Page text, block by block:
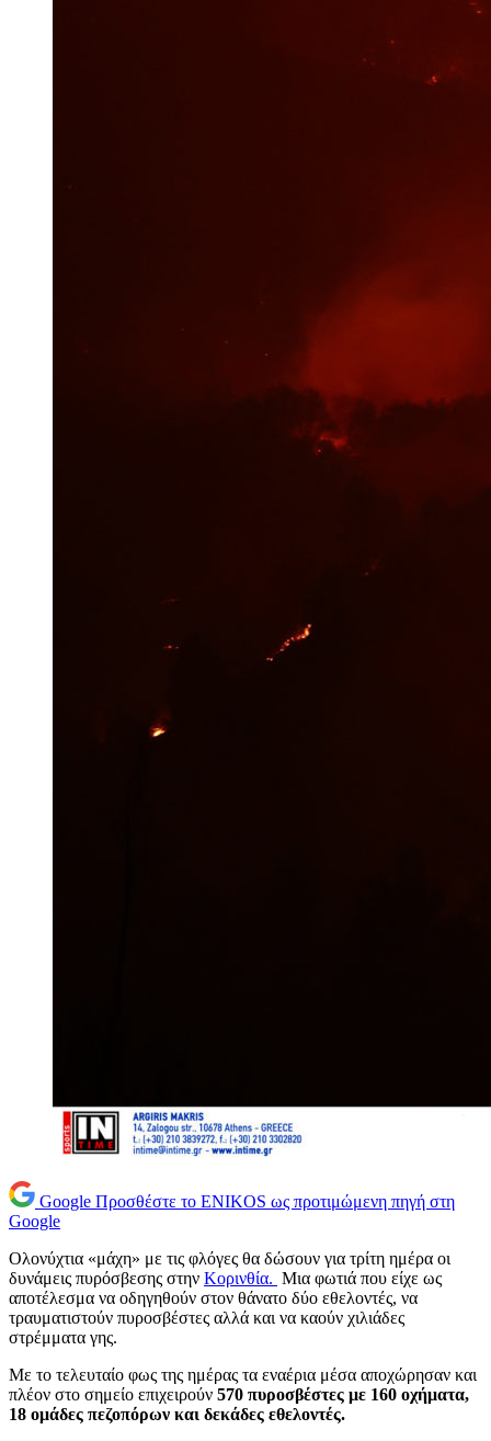
Google Προσθέστε το ENIKOS ως προτιμώμενη πηγή στη
Google
Ολονύχτια «μάχη» με τις φλόγες θα δώσουν για τρίτη ημέρα οι
δυνάμεις πυρόσβεσης στην Κορινθία. Μια φωτιά που είχε ως
αποτέλεσμα να οδηγηθούν στον θάνατο δύο εθελοντές, να
τραυματιστούν πυροσβέστες αλλά και να καούν χιλιάδες
στρέμματα γης.
Με το τελευταίο φως της ημέρας τα εναέρια μέσα αποχώρησαν και
πλέον στο σημείο επιχειρούν 570 πυροσβέστες με 160 οχήματα,
18 ομάδες πεζοπόρων και δεκάδες εθελοντές.